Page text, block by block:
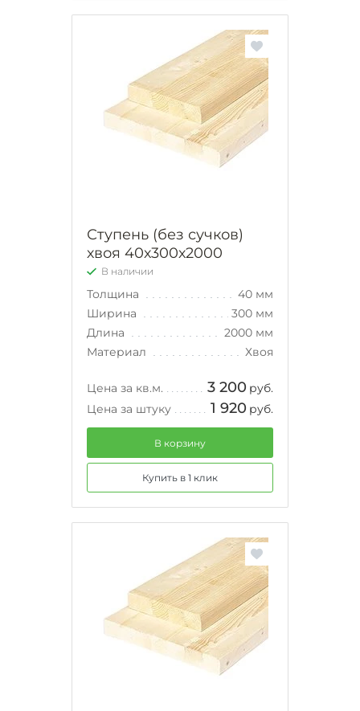
Ступень (без сучков)
хвоя 40х300х2000
В наличии
Толщина
40 мм
Ширина
300 мм
Длина
2000 мм
Материал
Хвоя
Цена за кв.м. 3 200 руб.
Цена за штуку
1 920 руб.
В корзину
Купить в 1 клик